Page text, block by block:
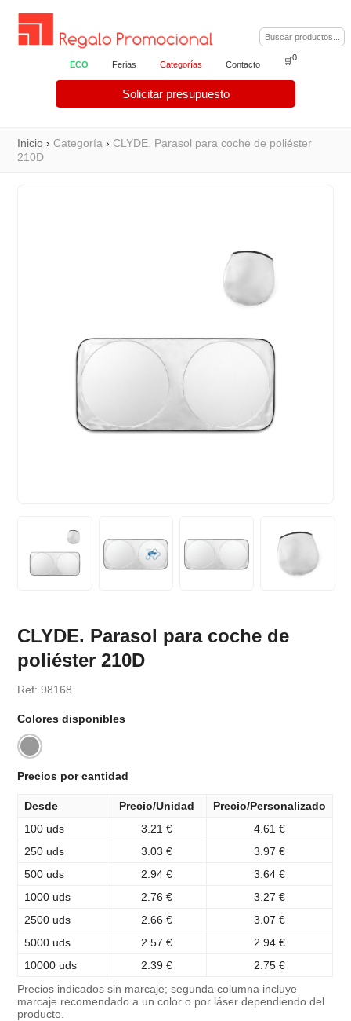
ECO Ferias Categorías Contacto
Solicitar presupuesto
🛒0
Inicio ›Categoría ›CLYDE. Parasol para coche de poliéster
210D
CLYDE. Parasol para coche de
poliéster 210D
Ref: 98168
Colores disponibles
Precios por cantidad
Desde Precio/Unidad
Precio/Personalizado
100 uds
3.21 €
4.61 €
250 uds
3.03 €
3.97 €
500 uds
2.94 €
3.64 €
1000 uds
2.76 €
3.27 €
2500 uds
2.66 €
3.07 €
5000 uds
2.57 €
2.94 €
10000 uds
2.39 € 2.75 €
Precios indicados sin marcaje; segunda columna incluye
marcaje recomendado a un color o por láser dependiendo del
producto.